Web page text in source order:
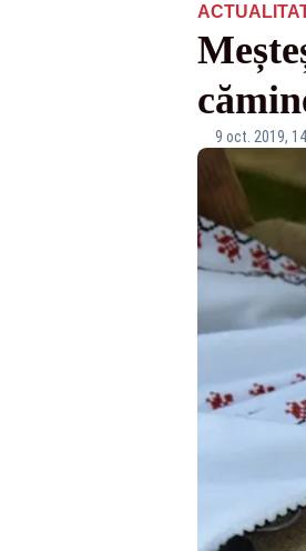
9 oct. 2019,